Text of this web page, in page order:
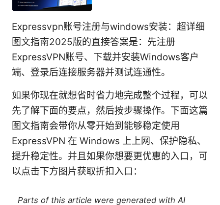
Expressvpn账号注册与windows安装：超详细
图文指南2025版的直接答案是：先注册
ExpressVPN账号、下载并安装Windows客户
端、登录后连接服务器并测试连通性。
如果你现在就想省时省力地完成整个过程，可以
先了解下面的要点，然后按步骤操作。下面这篇
图文指南会带你从零开始到能够稳定使用
ExpressVPN 在 Windows 上上网、保护隐私、
提升稳定性。并且如果你想要更优惠的入口，可
以点击下方图片获取折扣入口：
Parts of this article were generated with AI